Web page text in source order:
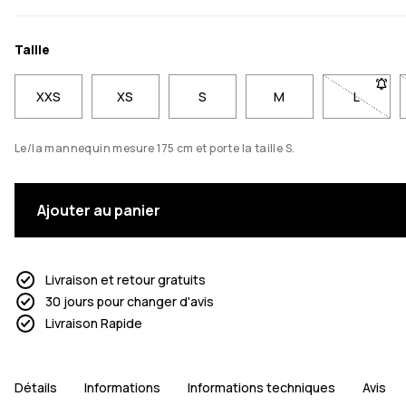
Taille
XXS XS S M L- Taille
Le/la mannequin mesure 175 cm et porte la taille S.
Ajouter au panier
Livraison et retour gratuits
30 jours pour changer d'avis
Livraison Rapide
Détails Informations Informations techniques Avis